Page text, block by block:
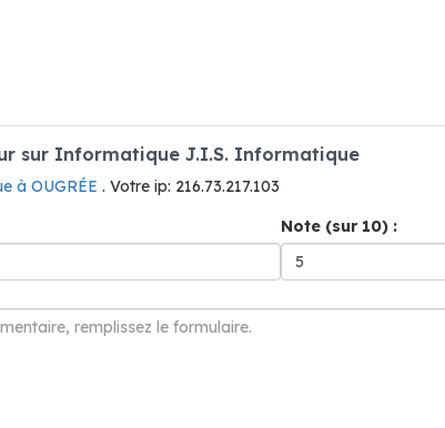
sur Informatique J.I.S. Informatique
à OUGRÉE . Votre ip: 216.73.217.103
Note (sur 10) :